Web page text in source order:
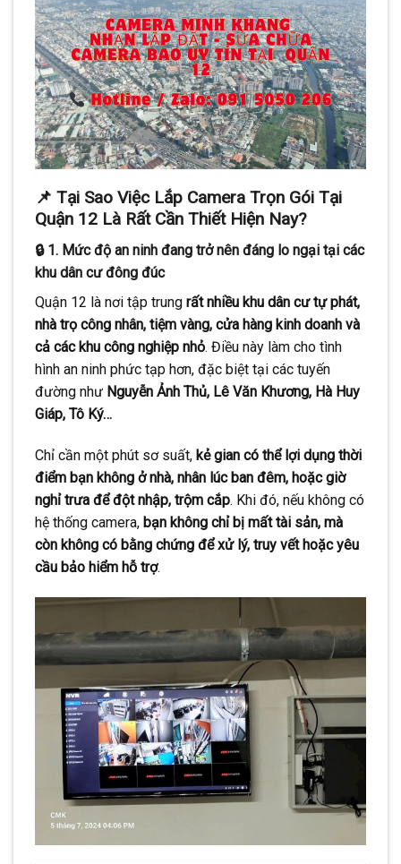
📌 Tại Sao Việc Lắp Camera Trọn Gói Tại
Quận 12 Là Rất Cần Thiết Hiện Nay?
🔒 1. Mức độ an ninh đang trở nên đáng lo ngại tại các
khu dân cư đông đúc
Quận 12 là nơi tập trung rất nhiều khu dân cư tự phát,
nhà trọ công nhân, tiệm vàng, cửa hàng kinh doanh và
cả các khu công nghiệp nhỏ. Điều này làm cho tình
hình an ninh phức tạp hơn, đặc biệt tại các tuyến
đường như Nguyễn Ảnh Thủ, Lê Văn Khương, Hà Huy
Giáp, Tô Ký…
Chỉ cần một phút sơ suất, kẻ gian có thể lợi dụng thời
điểm bạn không ở nhà, nhân lúc ban đêm, hoặc giờ
nghỉ trưa để đột nhập, trộm cắp. Khi đó, nếu không có
hệ thống camera, bạn không chỉ bị mất tài sản, mà
còn không có bằng chứng để xử lý, truy vết hoặc yêu
cầu bảo hiểm hỗ trợ.